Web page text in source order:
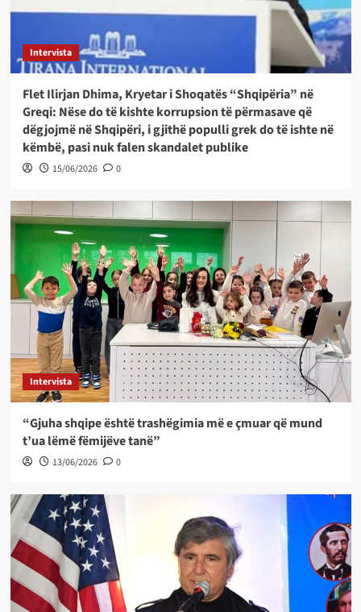
Intervista
Flet Ilirjan Dhima, Kryetar i Shoqatës “Shqipëria” në
Greqi: Nëse do të kishte korrupsion të përmasave që
dëgjojmë në Shqipëri, i gjithë populli grek do të ishte në
këmbë, pasi nuk falen skandalet publike
15/06/2026 0
Intervista
“Gjuha shqipe është trashëgimia më e çmuar që mund
t’ua lëmë fëmijëve tanë”
13/06/2026 0